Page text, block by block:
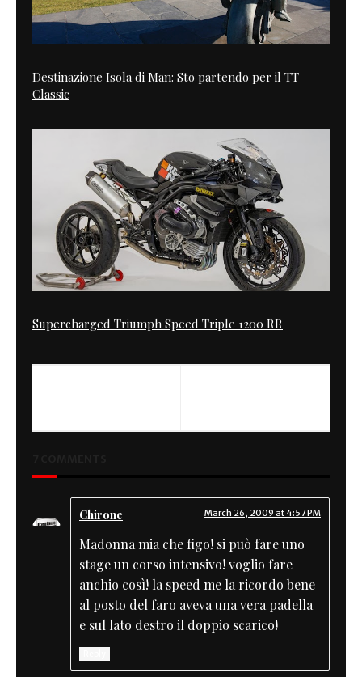
Destinazione Isola di Man: Sto partendo per il TT
Classic
Supercharged Triumph Speed Triple 1200 RR
Chirone March 26, 2009 at 4:57 PM
Madonna mia che figo! si può fare uno
stage un corso intensivo! voglio fare
anchio così! la speed me la ricordo bene
al posto del faro aveva una vera padella
e sul lato destro il doppio scarico!